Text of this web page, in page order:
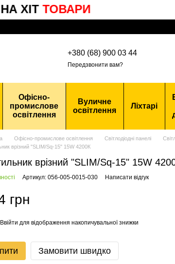
ХІТТОВАРИ
+380 (68) 900 03 44
Передзвонити вам?
Офісно-
промислове
освітлення
Вуличне
освітлення
Ліхтарі
Офісно-промислове освітлення Світлодіодні панелі
врізний "SLIM/Sq-15" 15W 4200К
врізний "SLIM/Sq-15" 15W
Артикул: 056-005-0015-030 Написати відгук
грн
Ввійти для відображення накопичувальної знижки
Замовити швидко